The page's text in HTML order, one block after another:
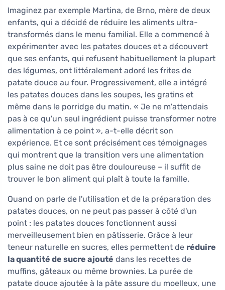
Imaginez par exemple Martina, de Brno, mère de deux
enfants, qui a décidé de réduire les aliments ultra-
transformés dans le menu familial. Elle a commencé à
expérimenter avec les patates douces et a découvert
que ses enfants, qui refusent habituellement la plupart
des légumes, ont littéralement adoré les frites de
patate douce au four. Progressivement, elle a intégré
les patates douces dans les soupes, les gratins et
même dans le porridge du matin. « Je ne m'attendais
pas à ce qu'un seul ingrédient puisse transformer notre
alimentation à ce point », a-t-elle décrit son
expérience. Et ce sont précisément ces témoignages
qui montrent que la transition vers une alimentation
plus saine ne doit pas être douloureuse – il suffit de
trouver le bon aliment qui plaît à toute la famille.
Quand on parle de l'utilisation et de la préparation des
patates douces, on ne peut pas passer à côté d'un
point : les patates douces fonctionnent aussi
merveilleusement bien en pâtisserie. Grâce à leur
teneur naturelle en sucres, elles permettent de réduire
la quantité de sucre ajouté dans les recettes de
muffins, gâteaux ou même brownies. La purée de
patate douce ajoutée à la pâte assure du moelleux, une